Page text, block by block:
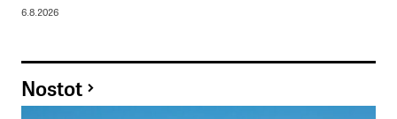
6.8.2026
Nostot